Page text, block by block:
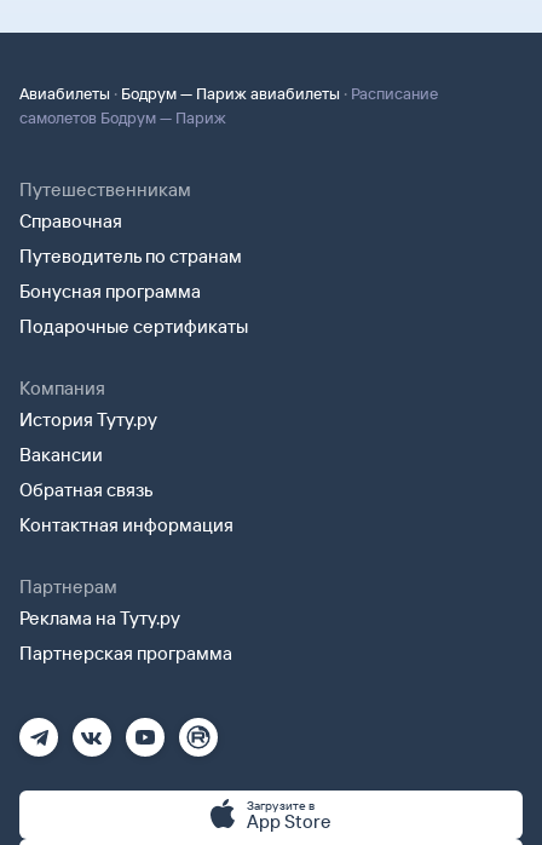
Авиабилеты · Бодрум — Париж авиабилеты · Расписание
самолетов Бодрум — Париж
Путешественникам
Справочная
Путеводитель по странам
Бонусная программа
Подарочные сертификаты
Компания
История Туту.ру
Вакансии
Обратная связь
Контактная информация
Партнерам
Реклама на Туту.ру
Партнерская программа
Загрузите в
App Store